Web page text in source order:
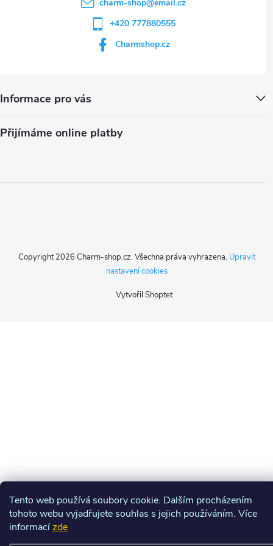
Tento web používá soubory cookie. Dalším procházením
tohoto webu vyjadřujete souhlas s jejich používáním. Více
informacízde
charm-shop@email.cz
+420 777880555
Charmshop.cz
Informace pro vás
Přijímáme online platby
Vytvořil Shoptet
Copyright 2026 Charm-shop.cz. Všechna práva vyhrazena. Upravit
nastavení cookies